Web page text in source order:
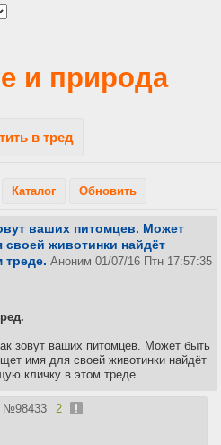
и природа
в тред
Каталог Обновить
ваших питомцев. Может
животинки найдёт
треде. Аноним 01/07/16 Птн 17:57:35
зовут ваших питомцев. Может быть
имя для своей животинки найдёт
кличку в этом треде.
№98433 2